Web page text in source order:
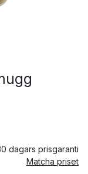
dagars prisgaranti
Matcha priset